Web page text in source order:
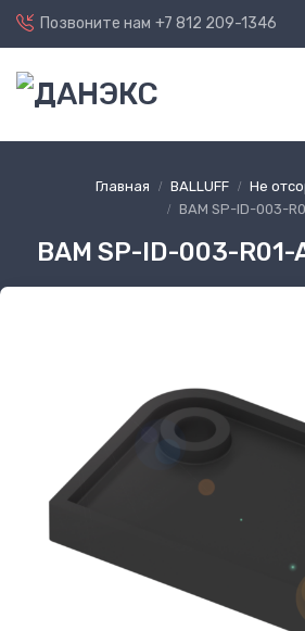
Позвоните нам +7 812 209-1346
Главная BALLUFF
Не
BAM SP-ID-003-
BAM SP-ID-003-R01-